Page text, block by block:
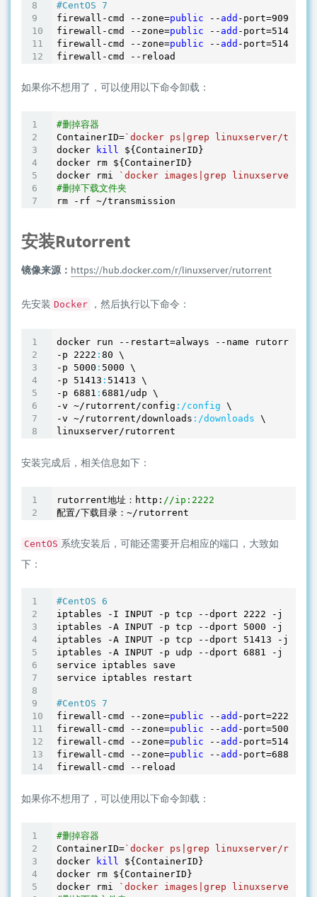
#CentOS 7
firewall-cmd --zone=public -- add -port=9091
firewall-cmd --zone=public -- add -port=51413
firewall-cmd --zone=public -- add -port=51413
如果你不想用了，可以使用以下命令卸载：
#删掉容器
ContainerID=`docker ps|grep linuxserver/
docker
kill ${ContainerID}
docker rm ${ContainerID}
docker rmi
`docker images|grep linuxserver/
#删掉下载文件夹
rm -rf ~
安装Rutorrent
镜像来源： https://hub.docker.com/r/linuxserver/rutorrent
先安装 Docker ，然后执行以下命令：
docker run --restart=always --name rutorrent
-p 2222 : 80 \
-p 5000 : 5000 \
-p 51413 : 51413 \
-p 6881 : 6881/udp \
-v ~/rutorrent/config :/config \
-v ~/rutorrent/downloads :/downloads \
安装完成后，相关信息如下：
rutorrent地址：http: //ip:2222
CentOS 系统安装后，可能还需要开启相应的端口，大致如
下：
#CentOS 6
iptables -I INPUT -p tcp --dport 2222 -j
iptables -A INPUT -p tcp --dport 5000 -j
iptables -A INPUT -p tcp --dport 51413 -j
iptables -A INPUT -p udp --dport 6881 -j
service iptables save
service iptables restart
#CentOS 7
firewall-cmd --zone=public -- add -port=2222
firewall-cmd --zone=public -- add -port=5000
firewall-cmd --zone=public -- add -port=51413
firewall-cmd --zone=public -- add -port=6881
firewall-cmd --reload
如果你不想用了，可以使用以下命令卸载：
#删掉容器
ContainerID=`docker ps|grep linuxserver/
docker
kill
${ContainerID}
docker rm ${ContainerID}
docker rmi
`docker images|grep linuxserver/